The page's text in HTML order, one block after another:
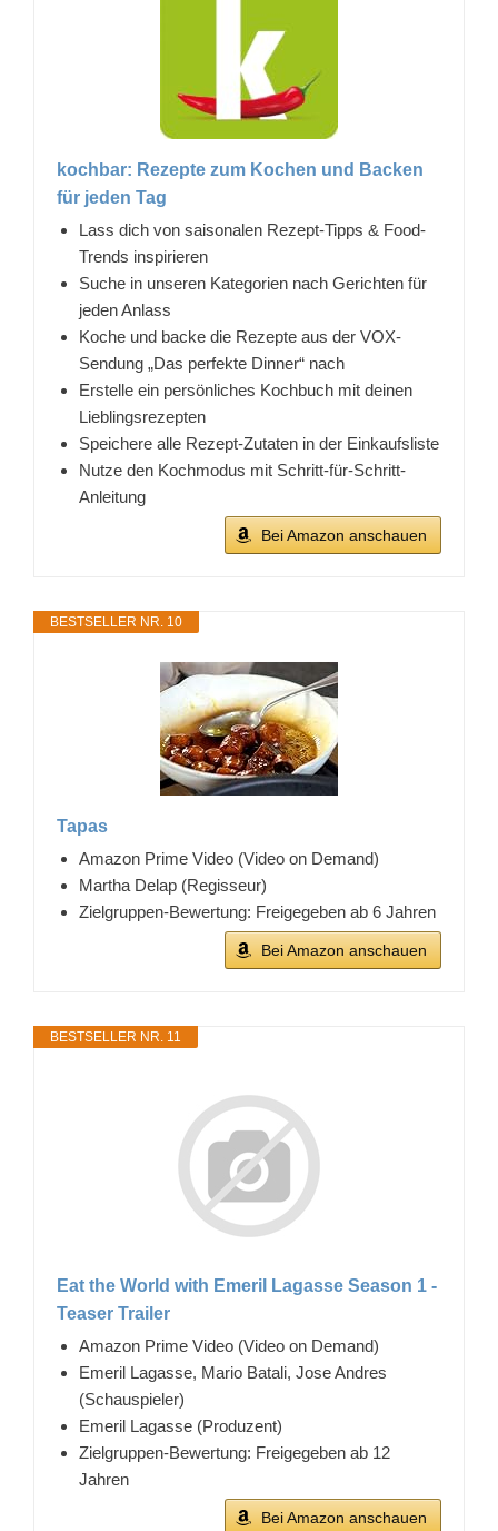
kochbar: Rezepte zum Kochen und Backen
für jeden Tag
Lass dich von saisonalen Rezept-Tipps & Food-
Trends inspirieren
Suche in unseren Kategorien nach Gerichten für
jeden Anlass
Koche und backe die Rezepte aus der VOX-
Sendung „Das perfekte Dinner“ nach
Erstelle ein persönliches Kochbuch mit deinen
Lieblingsrezepten
Speichere alle Rezept-Zutaten in der Einkaufsliste
Nutze den Kochmodus mit Schritt-für-Schritt-
Anleitung
Bei Amazon anschauen
BESTSELLER NR. 10
Tapas
Amazon Prime Video (Video on Demand)
Martha Delap (Regisseur)
Zielgruppen-Bewertung: Freigegeben ab 6 Jahren
Bei Amazon anschauen
BESTSELLER NR. 11
Eat the World with Emeril Lagasse Season 1 -
Teaser Trailer
Amazon Prime Video (Video on Demand)
Emeril Lagasse, Mario Batali, Jose Andres
(Schauspieler)
Emeril Lagasse (Produzent)
Zielgruppen-Bewertung: Freigegeben ab 12
Jahren
Bei Amazon anschauen